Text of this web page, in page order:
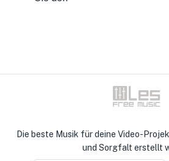
Die beste Musik für deine Video-
und Sorgfalt erstellt